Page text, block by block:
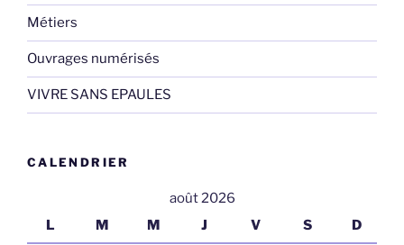
Métiers
Ouvrages numérisés
VIVRE SANS EPAULES
CALENDRIER
août 2026
L
M M J V S D